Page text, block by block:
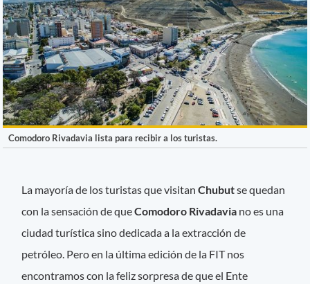
Comodoro Rivadavia lista para recibir a los turistas.
La mayoría de los turistas que visitanChubutse quedan
con la sensación de queComodoro Rivadavia no es una
ciudad turística sino dedicada a la extracción de
petróleo. Pero en la última edición de la FIT nos
encontramos con la feliz sorpresa de que el Ente